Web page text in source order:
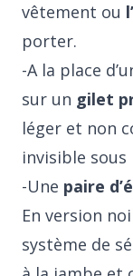
vêtement ou
porter.
-A la place
sur un gilet
léger et non
invisible sous
-Une paire
En version
système de